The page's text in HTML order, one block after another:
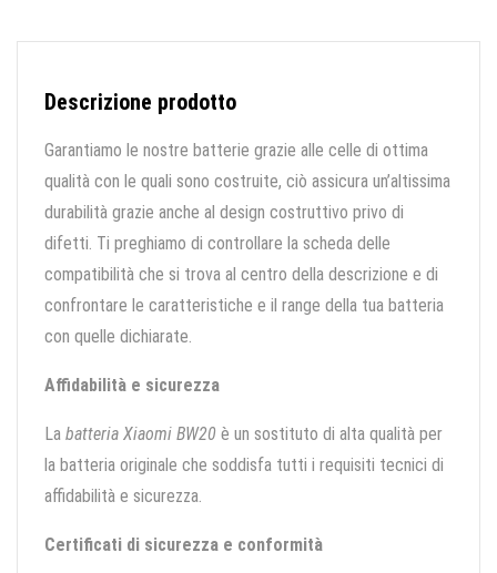
Descrizione prodotto
Garantiamo le nostre batterie grazie alle celle di ottima
qualità con le quali sono costruite, ciò assicura un’altissima
durabilità grazie anche al design costruttivo privo di
difetti. Ti preghiamo di controllare la scheda delle
compatibilità che si trova al centro della descrizione e di
confrontare le caratteristiche e il range della tua batteria
con quelle dichiarate.
Affidabilità e sicurezza
La batteria Xiaomi BW20 è un sostituto di alta qualità per
la batteria originale che soddisfa tutti i requisiti tecnici di
affidabilità e sicurezza.
Certificati di sicurezza e conformità